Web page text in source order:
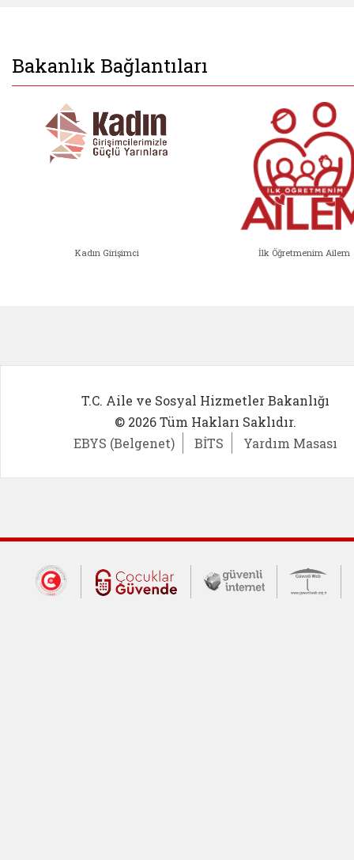
Bakanlık Bağlantıları
Kadın Girişimci İlk Öğretmenim Ailem
T.C. Aile ve Sosyal Hizmetler Bakanlığı
© 2026 Tüm Hakları Saklıdır.
EBYS (Belgenet)
BİTS Yardım Masası
Dış Bağlantılar
Cumhurbaşkanlığı İletişim Merkezi
Çocuklar Güvende (yeni
Güvenli